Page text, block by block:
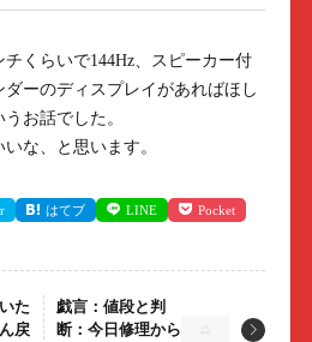
くらいで144Hz、スピーカー付
ダーのディスプレイがあればほし
お話でした。
な、と思います。
はてブ LINE Pocket
た
戻
戯言：値段と判
断：今日修理から